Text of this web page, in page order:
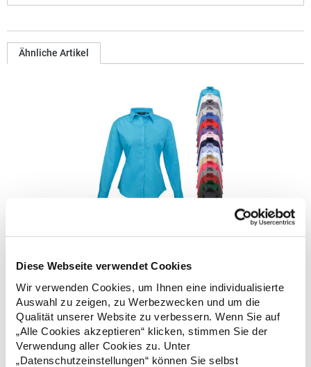
Diese Webseite verwendet Cookies
Wir verwenden Cookies, um Ihnen eine individualisierte
Auswahl zu zeigen, zu Werbezwecken und um die
Qualität unserer Website zu verbessern. Wenn Sie auf
„Alle Cookies akzeptieren“ klicken, stimmen Sie der
Verwendung aller Cookies zu. Unter
„Datenschutzeinstellungen“ können Sie selbst
Ähnliche Artikel
PW300 Premier Workwear Damen Poplin langarm
Knöpfe an Ärmel Gleichfarbige Knöpfe Grammatur: 105 g/m²
(White: 115 g/m²) Materialzusammensetzung: 65% Polyester /
35% BaumwolleAngaben zur Produktsicherheit: Herst.-Nr.:
PR300Hersteller: Premier Clothing Ltd President Kennedylaan
19 Office 3.39 2517JK Gravenhage Niederlande E-Mail:
info@premierworkwear.com
ab17,69 € *
* Preise inkl. gesetzlicher Mwst. + Versandkosten *